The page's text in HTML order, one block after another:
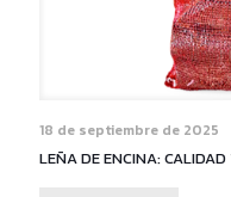
18 de septiembre de 2025
LEÑA DE ENCINA: